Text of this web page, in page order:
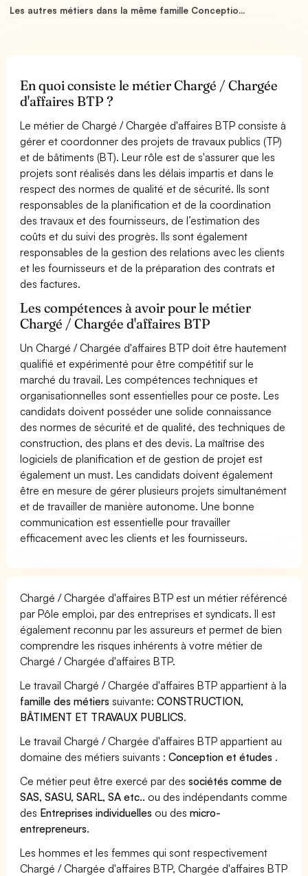
Les autres métiers dans la même famille Conceptio...
En quoi consiste le métier Chargé / Chargée
d'affaires BTP ?
Le métier de Chargé / Chargée d'affaires BTP consiste à
gérer et coordonner des projets de travaux publics (TP)
et de bâtiments (BT). Leur rôle est de s'assurer que les
projets sont réalisés dans les délais impartis et dans le
respect des normes de qualité et de sécurité. Ils sont
responsables de la planification et de la coordination
des travaux et des fournisseurs, de l’estimation des
coûts et du suivi des progrès. Ils sont également
responsables de la gestion des relations avec les clients
et les fournisseurs et de la préparation des contrats et
des factures.
Les compétences à avoir pour le métier
Chargé / Chargée d'affaires BTP
Un Chargé / Chargée d'affaires BTP doit être hautement
qualifié et expérimenté pour être compétitif sur le
marché du travail. Les compétences techniques et
organisationnelles sont essentielles pour ce poste. Les
candidats doivent posséder une solide connaissance
des normes de sécurité et de qualité, des techniques de
construction, des plans et des devis. La maîtrise des
logiciels de planification et de gestion de projet est
également un must. Les candidats doivent également
être en mesure de gérer plusieurs projets simultanément
et de travailler de manière autonome. Une bonne
communication est essentielle pour travailler
efficacement avec les clients et les fournisseurs.
Chargé / Chargée d'affaires BTP est un métier référencé
par Pôle emploi, par des entreprises et syndicats. Il est
également reconnu par les assureurs et permet de bien
comprendre les risques inhérents à votre métier de
Chargé / Chargée d'affaires BTP.
Le travail Chargé / Chargée d'affaires BTP appartient à la
famille des métiers suivante:CONSTRUCTION,
BÂTIMENT ET TRAVAUX PUBLICS.
Le travail Chargé / Chargée d'affaires BTP appartient au
domaine des métiers suivants :Conception et études .
Ce métier peut être exercé par dessociétés comme de
SAS, SASU, SARL, SA etc.. ou des indépendants comme
des Entreprises individuelles ou desmicro-
entrepreneurs.
Les hommes et les femmes qui sont respectivement
Chargé / Chargée d'affaires BTP, Chargée d'affaires BTP